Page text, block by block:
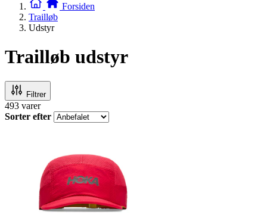
Forsiden
Trailløb
Udstyr
Trailløb udstyr
Filtrer
493 varer
Sorter efter